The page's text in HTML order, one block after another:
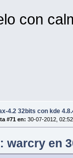
con
4.2 32bits con kde
#71 en: 30-07-2012,
warcry en